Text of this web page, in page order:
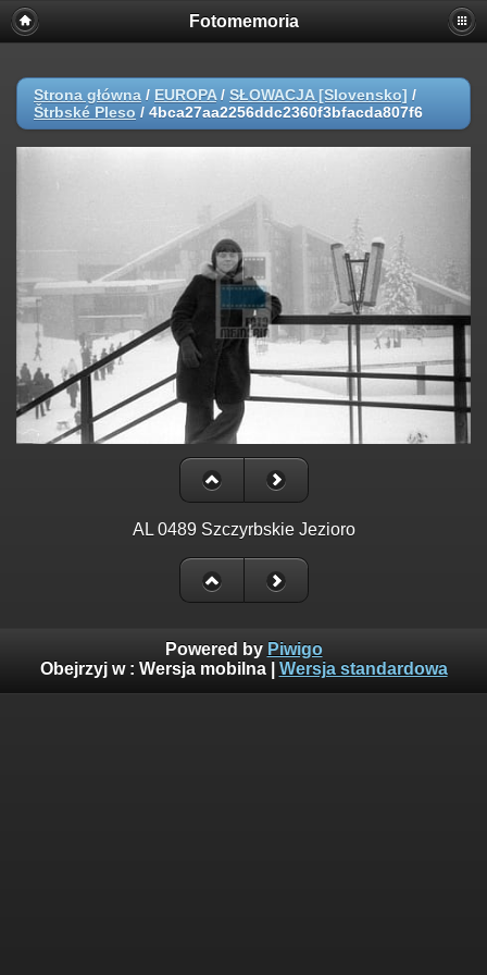
Fotomemoria
Strona główna / EUROPA/ SŁOWACJA [Slovensko] /
Štrbské Pleso / 4bca27aa2256ddc2360f3bfacda807f6
AL 0489 Szczyrbskie Jezioro
Powered by Piwigo
Obejrzyj w : Wersja mobilna| Wersja standardowa